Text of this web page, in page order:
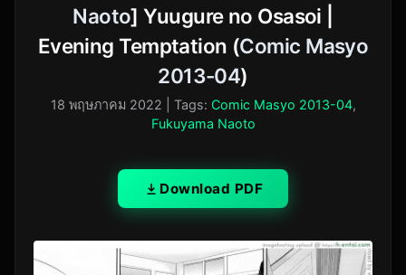
Naoto] Yuugure no Osasoi |
Evening Temptation (Comic Masyo
2013-04)
18 พฤษภาคม 2022 | Tags: Comic Masyo 2013-04,
Fukuyama Naoto
Download PDF